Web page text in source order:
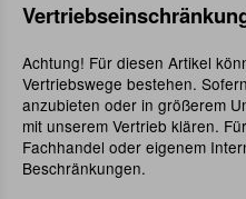
Achtung! Für diesen Artikel
Vertriebswege bestehen.
anzubieten oder in größerem
mit unserem Vertrieb klären.
Fachhandel oder eigenem
Beschränkungen.